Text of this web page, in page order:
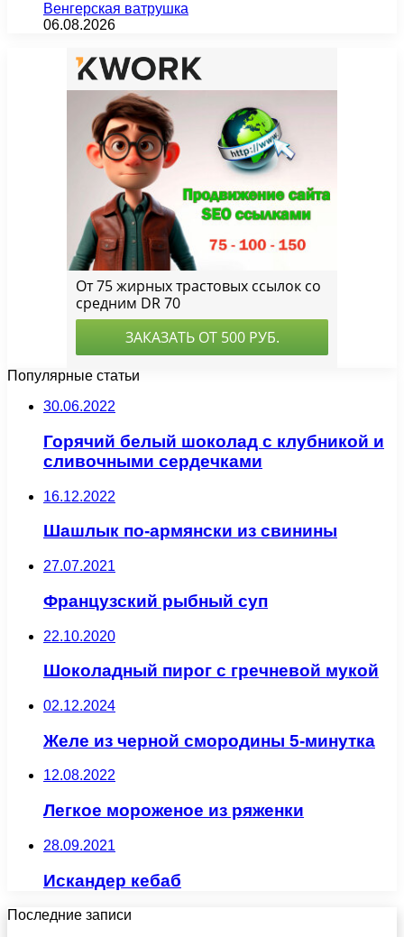
Венгерская ватрушка
06.08.2026
Популярные статьи
30.06.2022
Горячий белый шоколад с клубникой и
сливочными сердечками
16.12.2022
Шашлык по-армянски из свинины
27.07.2021
Французский рыбный суп
22.10.2020
Шоколадный пирог с гречневой мукой
02.12.2024
Желе из черной смородины 5-минутка
12.08.2022
Легкое мороженое из ряженки
28.09.2021
Искандер кебаб
Последние записи